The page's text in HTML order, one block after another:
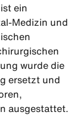
ist ein
Medizin und
wurde die
ersetzt und
ausgestattet.